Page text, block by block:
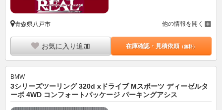
青森県八戸市 他の情報を開く
お気に入り追加 在庫確認・見積依頼（無料）
BMW
3シリーズツーリング 320d xドライブ Mスポーツ ディーゼルタ
ーボ 4WD コンフォートパッケージ パーキングアシス